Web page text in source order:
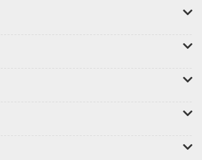
紹的旅館一宿，更將是一生難忘的
古色古香的飛驒古川，再上水城郡
旅程體驗絕對令人終生難忘。
提供「短期出遊小旅行」的旅遊
有愛好旅遊的人都能規劃出一趟安